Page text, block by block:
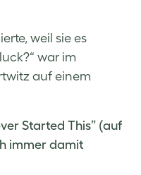
weil sie es
war im
auf einem
Started This” (auf
immer damit